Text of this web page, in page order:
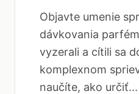
Objavte umenie
dávkovania
vyzerali a cítili sa
komplexnom
naučíte, ako určiť...